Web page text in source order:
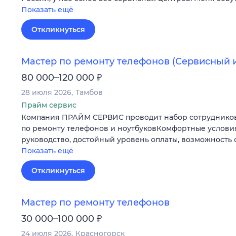
Показать ещё
Откликнуться
Мастер по ремонту телефонов (Сервисный
80 000–120 000 ₽
28 июля 2026 Тамбов
Прайм сервис
Компания ПРАЙМ СЕРВИС проводит набор
по ремонту телефонов и ноутбуковКомфортные
руководство, достойный уровень оплаты, возможность
Показать ещё
Откликнуться
Мастер по ремонту телефонов
30 000–100 000 ₽
24 июля 2026 Красногорск